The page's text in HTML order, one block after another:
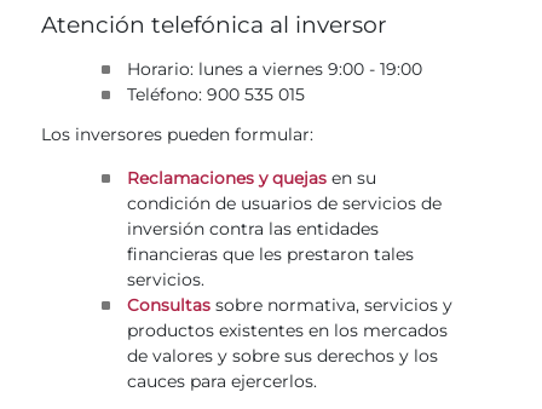
Atención telefónica al inversor
Horario: lunes a viernes 9:00 - 19:00
Teléfono: 900 535 015
Los inversores pueden formular:
Reclamaciones y quejas en su
condición de usuarios de servicios de
inversión contra las entidades
financieras que les prestaron tales
servicios.
Consultas sobre normativa, servicios y
productos existentes en los mercados
de valores y sobre sus derechos y los
cauces para ejercerlos.